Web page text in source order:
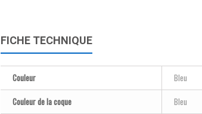
FICHE TECHNIQUE
Couleur
Bleu
Couleur de la coque
Bleu